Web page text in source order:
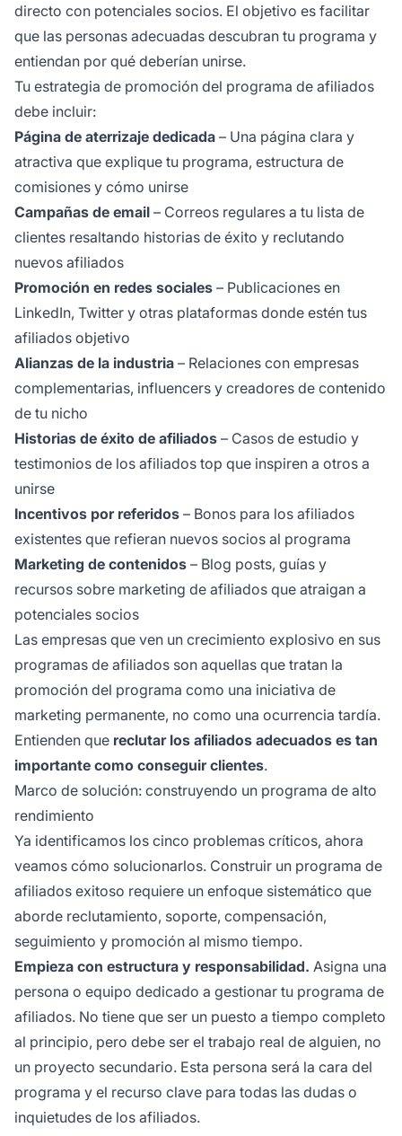
directo con potenciales socios. El objetivo es facilitar
que las personas adecuadas descubran tu programa y
entiendan por qué deberían unirse.
Tu estrategia de promoción del programa de afiliados
debe incluir:
Página de aterrizaje dedicada – Una página clara y
atractiva que explique tu programa, estructura de
comisiones y cómo unirse
Campañas de email – Correos regulares a tu lista de
clientes resaltando historias de éxito y reclutando
nuevos afiliados
Promoción en redes sociales – Publicaciones en
LinkedIn, Twitter y otras plataformas donde estén tus
afiliados objetivo
Alianzas de la industria – Relaciones con empresas
complementarias, influencers y creadores de contenido
de tu nicho
Historias de éxito de afiliados – Casos de estudio y
testimonios de los afiliados top que inspiren a otros a
unirse
Incentivos por referidos – Bonos para los afiliados
existentes que refieran nuevos socios al programa
Marketing de contenidos – Blog posts, guías y
recursos sobre marketing de afiliados que atraigan a
potenciales socios
Las empresas que ven un crecimiento explosivo en sus
programas de afiliados son aquellas que tratan la
promoción del programa como una iniciativa de
marketing permanente, no como una ocurrencia tardía.
Entienden que reclutar los afiliados adecuados es tan
importante como conseguir clientes.
Marco de solución: construyendo un programa de alto
rendimiento
Ya identificamos los cinco problemas críticos, ahora
veamos cómo solucionarlos. Construir un programa de
afiliados exitoso requiere un enfoque sistemático que
aborde reclutamiento, soporte, compensación,
seguimiento y promoción al mismo tiempo.
Empieza con estructura y responsabilidad. Asigna una
persona o equipo dedicado a gestionar tu programa de
afiliados. No tiene que ser un puesto a tiempo completo
al principio, pero debe ser el trabajo real de alguien, no
un proyecto secundario. Esta persona será la cara del
programa y el recurso clave para todas las dudas o
inquietudes de los afiliados.